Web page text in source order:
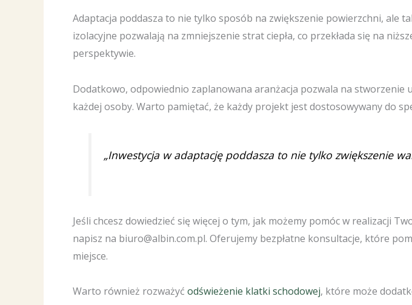
Adaptacja poddasza to nie tylko sposób na zwiększenie powierzchni, ale
izolacyjne pozwalają na zmniejszenie strat ciepła, co przekłada się na
perspektywie.
Dodatkowo, odpowiednio zaplanowana aranżacja pozwala na
każdej osoby. Warto pamiętać, że każdy projekt jest dostosowywany do
„Inwestycja w adaptację poddasza to nie tylko zwiększenie
Jeśli chcesz dowiedzieć się więcej o tym, jak możemy pomóc w realizacji
napisz na biuro@albin.com.pl. Oferujemy bezpłatne konsultacje, które
miejsce.
Warto również rozważyć odświeżenie klatki schodowej, które może